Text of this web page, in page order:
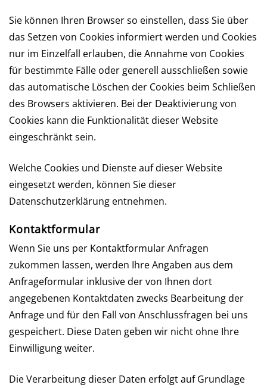
Sie können Ihren Browser so einstellen, dass Sie über
das Setzen von Cookies informiert werden und Cookies
nur im Einzelfall erlauben, die Annahme von Cookies
für bestimmte Fälle oder generell ausschließen sowie
das automatische Löschen der Cookies beim Schließen
des Browsers aktivieren. Bei der Deaktivierung von
Cookies kann die Funktionalität dieser Website
eingeschränkt sein.
Welche Cookies und Dienste auf dieser Website
eingesetzt werden, können Sie dieser
Datenschutzerklärung entnehmen.
Kontaktformular
Wenn Sie uns per Kontaktformular Anfragen
zukommen lassen, werden Ihre Angaben aus dem
Anfrageformular inklusive der von Ihnen dort
angegebenen Kontaktdaten zwecks Bearbeitung der
Anfrage und für den Fall von Anschlussfragen bei uns
gespeichert. Diese Daten geben wir nicht ohne Ihre
Einwilligung weiter.
Die Verarbeitung dieser Daten erfolgt auf Grundlage